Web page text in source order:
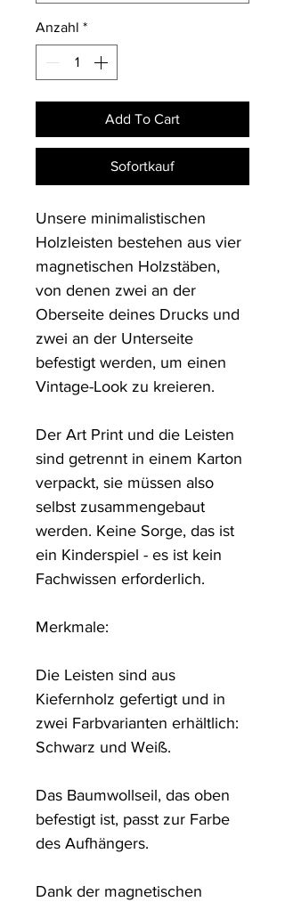
Anzahl *
Add To Cart
Sofortkauf
Unsere minimalistischen
Holzleisten bestehen aus vier
magnetischen Holzstäben,
von denen zwei an der
Oberseite deines Drucks und
zwei an der Unterseite
befestigt werden, um einen
Vintage-Look zu kreieren.
Der Art Print und die Leisten
sind getrennt in einem Karton
verpackt, sie müssen also
selbst zusammengebaut
werden. Keine Sorge, das ist
ein Kinderspiel - es ist kein
Fachwissen erforderlich.
Merkmale:
Die Leisten sind aus
Kiefernholz gefertigt und in
zwei Farbvarianten erhältlich:
Schwarz und Weiß.
Das Baumwollseil, das oben
befestigt ist, passt zur Farbe
des Aufhängers.
Dank der magnetischen